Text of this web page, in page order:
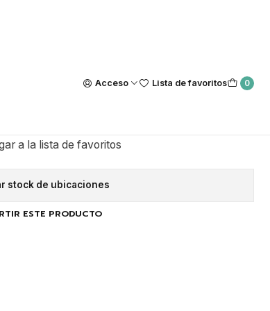
Acceso Lista de favoritos 0
Góticos Dorado
a la lista de favoritos
stock de ubicaciones
ESTE PRODUCTO